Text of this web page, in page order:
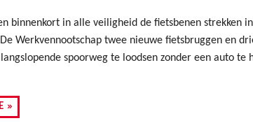
binnenkort in alle veiligheid de fietsbenen strekken
Werkvennootschap twee nieuwe fietsbruggen en
spoorweg te loodsen zonder een auto
»